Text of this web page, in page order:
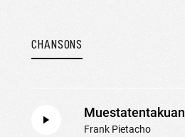
CHANSONS
Muestatentakuan
Frank Pietacho